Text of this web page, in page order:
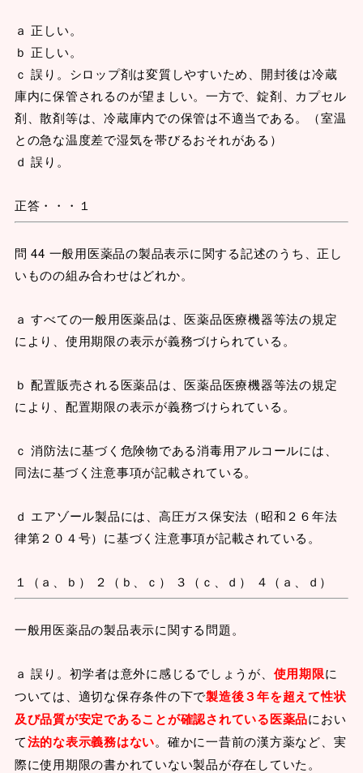
ａ 正しい。
ｂ 正しい。
ｃ 誤り。シロップ剤は変質しやすいため、開封後は冷蔵
庫内に保管されるのが望ましい。一方で、錠剤、カプセル
剤、散剤等は、冷蔵庫内での保管は不適当である。（室温
との急な温度差で湿気を帯びるおそれがある）
ｄ 誤り。
正答・・・１
問 44 一般用医薬品の製品表示に関する記述のうち、正し
いものの組み合わせはどれか。
ａ すべての一般用医薬品は、医薬品医療機器等法の規定
により、使用期限の表示が義務づけられている。
ｂ 配置販売される医薬品は、医薬品医療機器等法の規定
により、配置期限の表示が義務づけられている。
ｃ 消防法に基づく危険物である消毒用アルコールには、
同法に基づく注意事項が記載されている。
ｄ エアゾール製品には、高圧ガス保安法（昭和２６年法
律第２０４号）に基づく注意事項が記載されている。
１（ａ、ｂ） ２（ｂ、ｃ） ３（ｃ、ｄ） ４（ａ、ｄ）
一般用医薬品の製品表示に関する問題。
ａ 誤り。初学者は意外に感じるでしょうが、 使用期限に
ついては、適切な保存条件の下で製造後３年を超えて性状
及び品質が安定であることが確認されている医薬品におい
て法的な表示義務はない。確かに一昔前の漢方薬など、実
際に使用期限の書かれていない製品が存在していた。